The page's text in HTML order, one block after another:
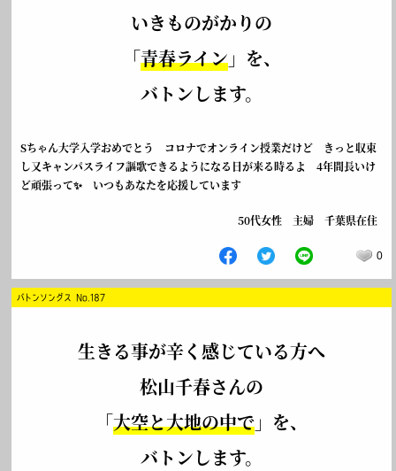
いきものがかりの
「青春ライン」を、
バトンします。
Sちゃん大学入学おめでとう コロナでオンライン授業だけど きっと収束
し又キャンパスライフ謳歌できるようになる日が来る時るよ 4年間長いけ
ど頑張って✨ いつもあなたを応援しています
50代女性 主婦 千葉県在住
0
バトンソングス No.187
生きる事が辛く感じている方へ
松山千春さんの
「大空と大地の中で 」を、
バトンします。